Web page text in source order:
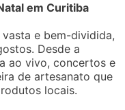
em Curitiba
e bem-dividida,
Desde a
ao vivo, concertos e
de artesanato que
locais.